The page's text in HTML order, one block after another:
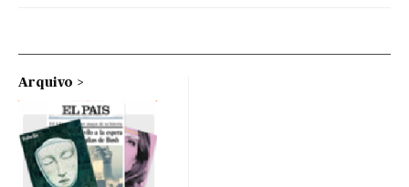
Arquivo